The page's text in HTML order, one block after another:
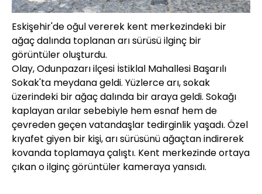
Eskişehir'de oğul vererek kent merkezindeki bir
ağaç dalında toplanan arı sürüsü ilginç bir
görüntüler oluşturdu.
Olay, Odunpazarı ilçesi İstiklal Mahallesi Başarılı
Sokak'ta meydana geldi. Yüzlerce arı, sokak
üzerindeki bir ağaç dalında bir araya geldi. Sokağı
kaplayan arılar sebebiyle hem esnaf hem de
çevreden geçen vatandaşlar tedirginlik yaşadı. Özel
kıyafet giyen bir kişi, arı sürüsünü ağaçtan indirerek
kovanda toplamaya çalıştı. Kent merkezinde ortaya
çıkan o ilginç görüntüler kameraya yansıdı.